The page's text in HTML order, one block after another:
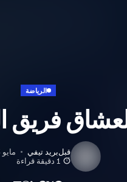
الرياضة
فريق
قبلبريد تيفي
مايو 3, 2017
1 دقيقة قراءة